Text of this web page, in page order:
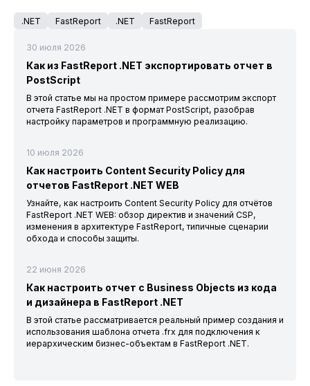
.NET FastReport .NET FastReport
30 июля 2026
Как из FastReport .NET экспортировать отчет в
PostScript
В этой статье мы на простом примере рассмотрим экспорт
отчета FastReport .NET в формат PostScript, разобрав
настройку параметров и программную реализацию.
10 июля 2026
Как настроить Content Security Policy для
отчетов FastReport .NET WEB
Узнайте, как настроить Content Security Policy для отчётов
FastReport .NET WEB: обзор директив и значений CSP,
изменения в архитектуре FastReport, типичные сценарии
обхода и способы защиты.
22 июня 2026
Как настроить отчет с Business Objects из кода
и дизайнера в FastReport .NET
В этой статье рассматривается реальный пример создания и
использования шаблона отчета .frx для подключения к
иерархическим бизнес-объектам в FastReport .NET.